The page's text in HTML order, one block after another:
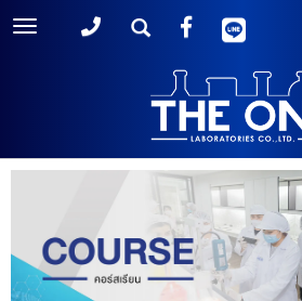
Toggle